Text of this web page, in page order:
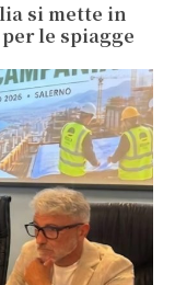
si mette in
le spiagge